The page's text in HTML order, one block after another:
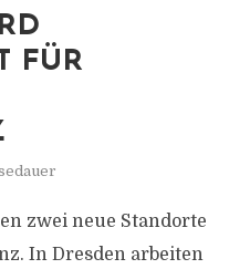
FÜR
zwei neue Standorte
In Dresden arbeiten